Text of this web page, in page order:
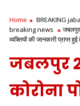
Home BREAKING
breaking news
जबलपुर
व्यक्तियों की जानकारी प्राप्त हुई
जबलपुर
कोरोना